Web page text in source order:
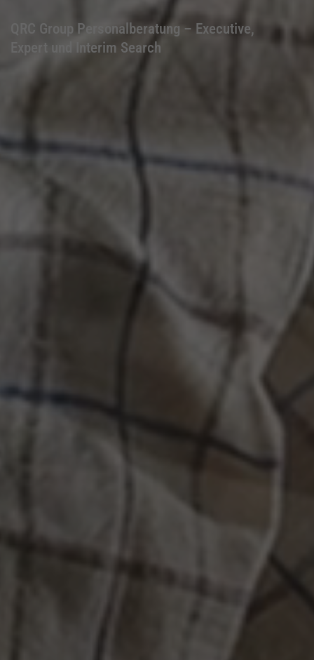
QRC Group Personalberatung – Executive,
Expert und Interim Search